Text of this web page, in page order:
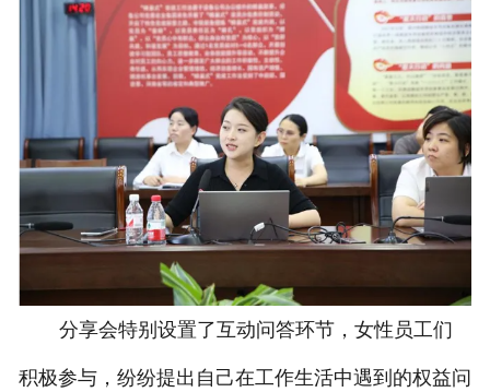
分享会特别设置了互动问答环节，女性员工们
积极参与，纷纷提出自己在工作生活中遇到的权益问